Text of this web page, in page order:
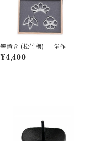
箸置き (松竹梅) ｜ 能作
¥4,400